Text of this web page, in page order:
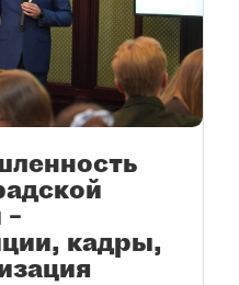
кадры,